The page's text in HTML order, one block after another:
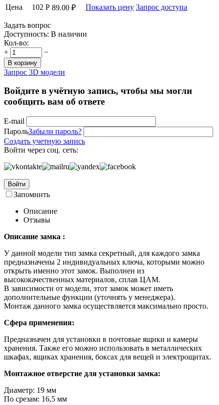
Цена 102 Р 89.00 ₽ Показать цену Запрос доступа
Задать вопрос
Доступность: В наличии
Кол-во:
+
−
В корзину
Запрос 3D модели
Войдите в учётную запись, чтобы мы могли
сообщить вам об ответе
E-mail
ПарольЗабыли пароль?
Создать учетную запись
Войти через соц. сеть:
Войти
Запомнить
Описание
Отзывы
Описание замка :
У данной модели тип замка секретный, для каждого замка
предназначены 2 индивидуальных ключа, которыми можно
открыть именно этот замок. Выполнен из
высококачественных материалов, сплав ЦАМ.
В зависимости от модели, этот замок может иметь
дополнительные функции (уточнять у менеджера).
Монтаж данного замка осуществляется максимально просто.
Сфера применения:
Предназначен для установки в почтовые ящики и камеры
хранения. Также его можно использовать в металлических
шкафах, ящиках хранения, боксах для вещей и электрощитах.
Монтажное отверстие для установки замка:
Диаметр: 19 мм
По срезам: 16,5 мм